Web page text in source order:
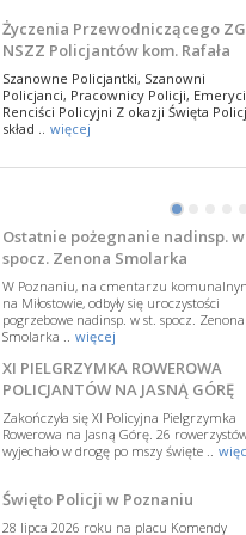
Życzenia Przewodniczącego ZG
NSZZ Policjantów kom. Rafała
Jankowskiego z okazji Święta
Policji 2026
Szanowne Policjantki, Szanowni
Policjanci, Pracownicy Policji,
Renciści Policyjni Z okazji Święta
skład .. więcej
NSZZ Policjantów: Policja nie
W przestrzeni publicznej po raz
pojawiły się wypowiedzi, które
w funkcjonariuszki i funkcjonariuszy
Policj .. więcej
Dodatkowe zarobkowanie
policjantów. NSZZP: obecne
rozwiązania wymagają zmian
zmiany przepisów regulujących
podejmowanie przez policjantów
dodatkowej pracy zarobkowe ..
więcej
Krok 1. Umorzenie. Krok 2.
z hejtem
Postępowanie dotyczące interwencji
Policji w miejscu zamieszkania red.
Tomasza Sakiewicza zostało
•• • •
NSZZ Policjantów
Na zaproszenie Zarządu Głównego NSZZ
Policjantów w Polsce gościł Rafael
Departamentu Policji w Nowym Jorku, o
.. więcej
PAMIĘTAMY I ODDAJMY HOŁD
SIERŻ. MARKOWI SIENICKIEMU
poświęconą starszemu sierżantowi Mar
Ostatnie pożegnanie nadinsp. w
spocz. Zenona Smolarka
W Poznaniu, na cmentarzu
na Miłostowie, odbyły się uroczystości
pogrzebowe nadinsp. w st. spocz. Zenona
Smolarka .. więcej
XI PIELGRZYMKA ROWEROWA
POLICJANTÓW NA JASNĄ GÓRĘ
Zakończyła się XI Policyjna Pielgrzymka
Rowerowa na Jasną Górę. 26
wyjechało w drogę po mszy święte ..
Święto Policji w Poznaniu
28 lipca 2026 roku na placu Komendy